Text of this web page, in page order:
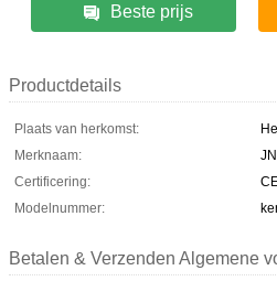
Beste prijs
Productdetails
Plaats van herkomst:
Merknaam:
JN
Certificering:
Modelnummer:
Betalen & Verzenden Algemene